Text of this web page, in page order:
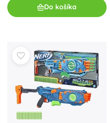
Do košíka